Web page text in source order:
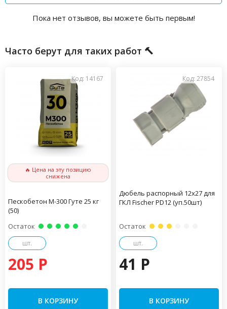
Пока нет отзывов, вы можете быть первым!
Часто берут для таких работ 🔨
Код: 14167
🔥 Цена на эту позицию
снижена
Пескобетон М-300 Гуте 25 кг
(50)
Остаток
шт.
205 P
В КОРЗИНУ
Код: 27854
Дюбель распорный 12х27 для
ГКЛ Fischer PD12 (уп.50шт)
Остаток
шт.
41 P
В КОРЗИНУ